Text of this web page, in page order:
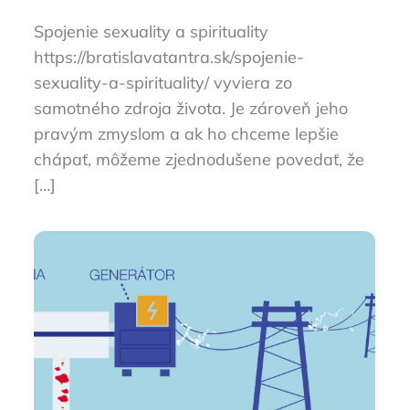
Spojenie sexuality a spirituality
https://bratislavatantra.sk/spojenie-
sexuality-a-spirituality/ vyviera zo
samotného zdroja života. Je zároveň jeho
pravým zmyslom a ak ho chceme lepšie
chápať, môžeme zjednodušene povedať, že
[…]